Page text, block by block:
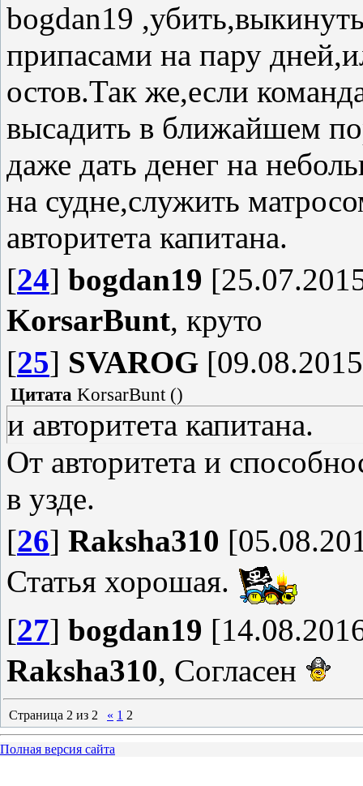
bogdan19
припасами на пару
остов.Так же,если
высадить в ближайшем
даже дать денег на
на судне,служить
авторитета капитана.
[24] bogdan19
KorsarBunt, круто
[25] SVAROG
Цитата KorsarBunt()
и авторитета капитана.
От авторитета и
в узде.
[26] Raksha310
Статья хорошая.
[27] bogdan19
Raksha310, Согласен
Страница 2 из 2 « 1 2
Полная версия сайта